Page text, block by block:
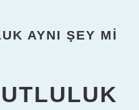
AYNI ŞEY MI